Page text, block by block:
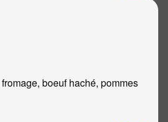
boeuf haché, pommes